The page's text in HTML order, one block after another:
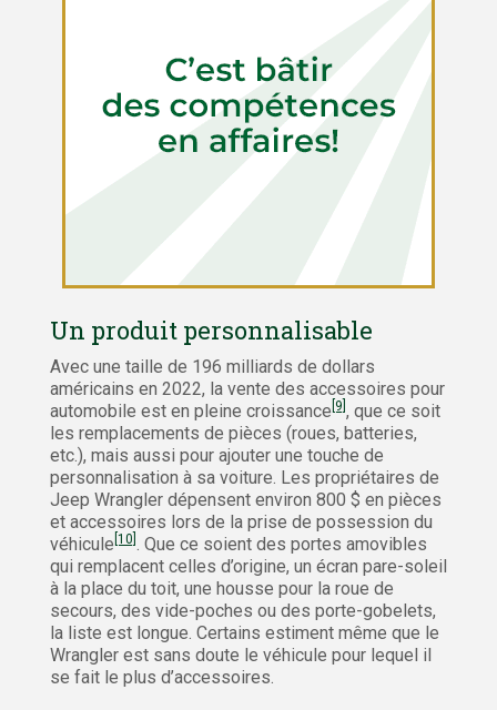
Un produit personnalisable
Avec une taille de 196 milliards de dollars
américains en 2022, la vente des accessoires pour
automobile est en pleine croissance [9] , que ce soit
les remplacements de pièces (roues, batteries,
etc.), mais aussi pour ajouter une touche de
personnalisation à sa voiture. Les propriétaires de
Jeep Wrangler dépensent environ 800 $ en pièces
et accessoires lors de la prise de possession du
véhicule [10] . Que ce soient des portes amovibles
qui remplacent celles d’origine, un écran pare-soleil
à la place du toit, une housse pour la roue de
secours, des vide-poches ou des porte-gobelets,
la liste est longue. Certains estiment même que le
Wrangler est sans doute le véhicule pour lequel il
se fait le plus d’accessoires.